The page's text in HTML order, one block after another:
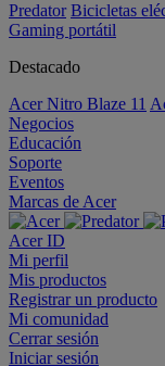
Predator Bicicletas
Gaming portátil
Destacado
Acer Nitro Blaze 11
Negocios
Educación
Soporte
Eventos
Marcas de Acer
Acer ID
Mi perfil
Mis productos
Registrar un producto
Mi comunidad
Cerrar sesión
Iniciar sesión